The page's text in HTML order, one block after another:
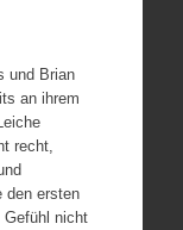
und Brian
an ihrem
recht,
den ersten
nicht